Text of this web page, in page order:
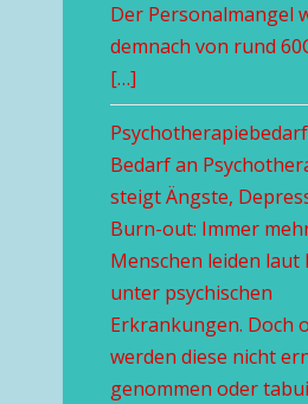
Der Personalmangel
demnach von rund
[…]
Bedarf an
steigt Ängste,
Burn-out: Immer
Menschen leiden laut
unter psychischen
Erkrankungen. Doch
werden diese nicht
genommen oder